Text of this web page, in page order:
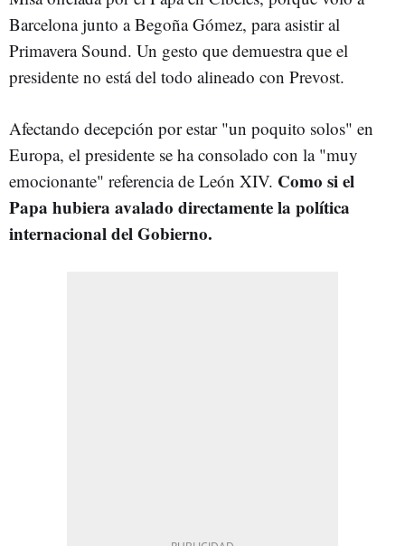
Barcelona junto a Begoña Gómez, para asistir al
Primavera Sound. Un gesto que demuestra que el
presidente no está del todo alineado con Prevost.
Afectando decepción por estar "un poquito solos" en
Europa, el presidente se ha consolado con la "muy
emocionante" referencia de León XIV. Como si el
Papa hubiera avalado directamente la política
internacional del Gobierno.